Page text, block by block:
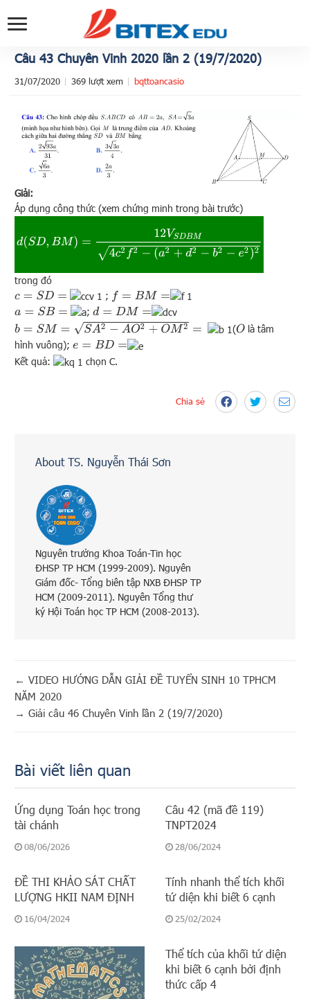
Câu 43 Chuyên Vinh 2020 lần 2 (19/7/2020)
31/07/2020 369 lượt xem bqttoancasio
Giải:
Áp dụng công thức (xem chứng minh trong bài trước)
M 2−(a2+d2−b
trong đó
c=SD= ; f= BM =
a=SB = ; d=D M=
b =S M=SA 2− AO2+OM2= (O là tâm
hình vuông);e=BD=
Kết quả:
chọn C.
Chia sẻ
About TS. Nguyễn Thái Sơn
Nguyên trưởng Khoa Toán-Tin học
ĐHSP TP HCM (1999-2009). Nguyên
Giám đốc- Tổng biên tập NXB ĐHSP TP
HCM (2009-2011). Nguyên Tổng thư
ký Hội Toán học TP HCM (2008-2013).
← VIDEO HƯỚNG DẪN GIẢI ĐỀ TUYỂN SINH 10 TPHCM
NĂM 2020
→ Giải câu 46 Chuyên Vinh lần 2 (19/7/2020)
Bài viết liên quan
Ứng dụng Toán học trong
tài chánh
08/06/2026
Câu 42 (mã đề 119)
TNPT2024
28/06/2024
ĐỀ THI KHẢO SÁT CHẤT
LƯỢNG HKII NAM ĐỊNH
16/04/2024
Tính nhanh thể tích khối
tứ diện khi biết 6 cạnh
25/02/2024
Thể tích của khối tứ diện
khi biết 6 cạnh bởi định
thức cấp 4